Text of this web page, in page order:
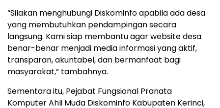
“Silakan menghubungi Diskominfo apabila ada desa
yang membutuhkan pendampingan secara
langsung. Kami siap membantu agar website desa
benar-benar menjadi media informasi yang aktif,
transparan, akuntabel, dan bermanfaat bagi
masyarakat,” tambahnya.
Sementara itu, Pejabat Fungsional Pranata
Komputer Ahli Muda Diskominfo Kabupaten Kerinci,